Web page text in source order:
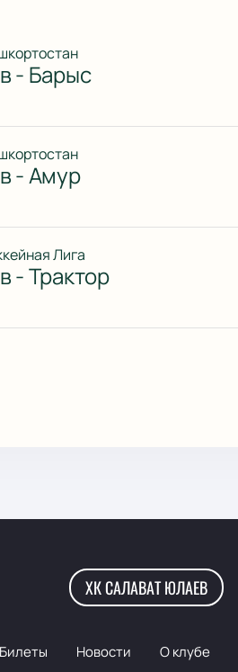
- Барыс
- Амур
Лига
- Трактор
ХК САЛАВАТ ЮЛАЕВ
Новости О клубе